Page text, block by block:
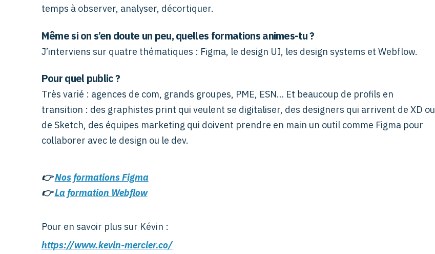
temps à observer, analyser, décortiquer.
Même si on s’en doute un peu, quelles formations animes-tu ?
J’interviens sur quatre thématiques : Figma, le design UI, les design systems et Webflow.
Pour quel public ?
Très varié : agences de com, grands groupes, PME, ESN… Et beaucoup de profils en
transition : des graphistes print qui veulent se digitaliser, des designers qui arrivent de XD ou
de Sketch, des équipes marketing qui doivent prendre en main un outil comme Figma pour
collaborer avec le design ou le dev.
👉Nos formations Figma
👉La formation Webflow
Pour en savoir plus sur Kévin :
https://www.kevin-mercier.co/